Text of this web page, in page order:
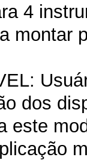
4
montar
dos
este